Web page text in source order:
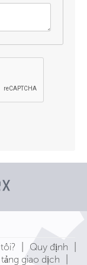
| Quy định |
tảng giao dịch |